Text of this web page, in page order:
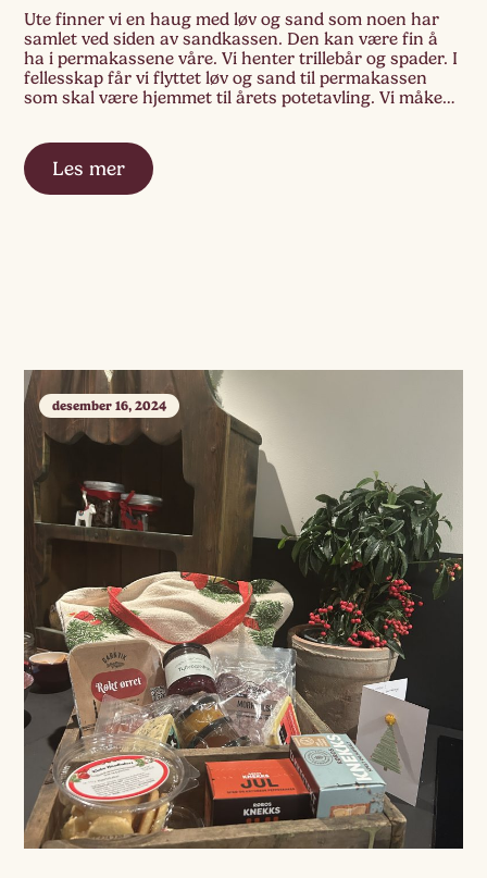
Ute finner vi en haug med løv og sand som noen har
samlet ved siden av sandkassen. Den kan være fin å
ha i permakassene våre. Vi henter trillebår og spader. I
fellesskap får vi flyttet løv og sand til permakassen
som skal være hjemmet til årets potetavling. Vi måker
Les mer
desember 16, 2024